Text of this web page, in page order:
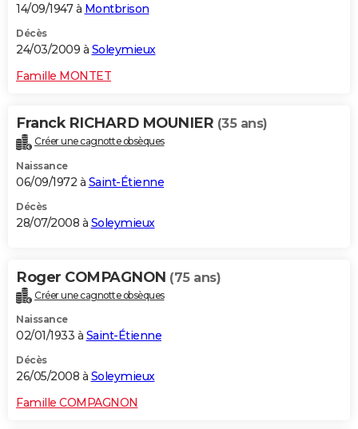
14/09/1947 à Montbrison
Décès
24/03/2009 à Soleymieux
Famille MONTET
Franck RICHARD MOUNIER (35 ans)
Créer une cagnotte obsèques
Naissance
06/09/1972 à Saint-Étienne
Décès
28/07/2008 à Soleymieux
Roger COMPAGNON (75 ans)
Créer une cagnotte obsèques
Naissance
02/01/1933 à Saint-Étienne
Décès
26/05/2008 à Soleymieux
Famille COMPAGNON